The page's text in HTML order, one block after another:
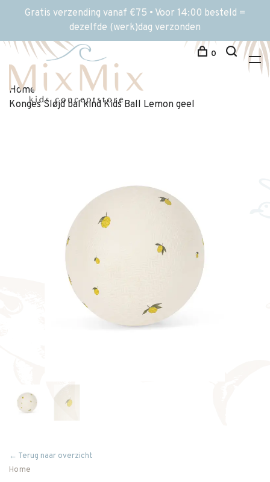
Gratis verzending vanaf €75 • Voor 14:00 besteld =
dezelfde (werk)dag verzonden
0
Home
Konges Sløjd bal kind Kids Ball Lemon geel
← Terug naar overzicht
Home